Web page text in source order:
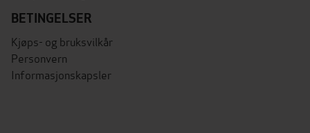
BETINGELSER
Kjøps- og bruksvilkår
Personvern
Informasjonskapsler